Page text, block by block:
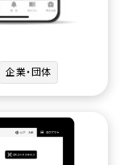
企業・団体